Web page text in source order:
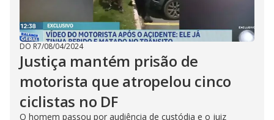
DO R7/08/04/2024
Justiça mantém prisão de
motorista que atropelou cinco
ciclistas no DF
O homem passou por audiência de custódia e o juiz